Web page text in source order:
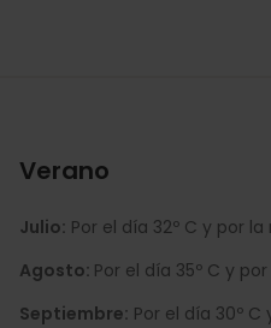
Verano
Julio: Por el día 32º C y por la
Agosto: Por el día 35º C y
Septiembre: Por el día 30º